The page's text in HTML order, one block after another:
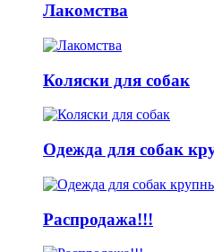
Лакомства
Коляски для собак
Одежда для собак
Распродажа!!!